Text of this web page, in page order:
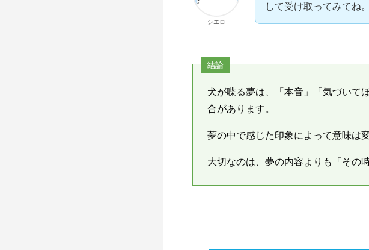
シエロ
して受け取ってみてね
結論
犬が喋る夢は、「本音」「気づいて
合があります。
夢の中で感じた印象によって意味は
大切なのは、夢の内容よりも「その